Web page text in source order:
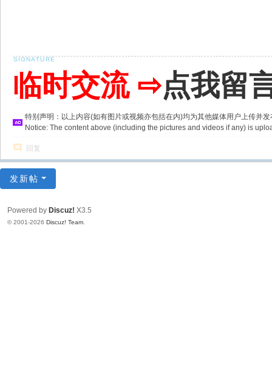
临时交流 ⇨点我留
特别声明：以上内容(如有图片或视频亦包括在内)均为其他媒体用户上传并
Notice: The content above (including the pictures and videos if any) is
回复
发新帖
Powered by Discuz! X3.5
© 2001-2026 Discuz! Team